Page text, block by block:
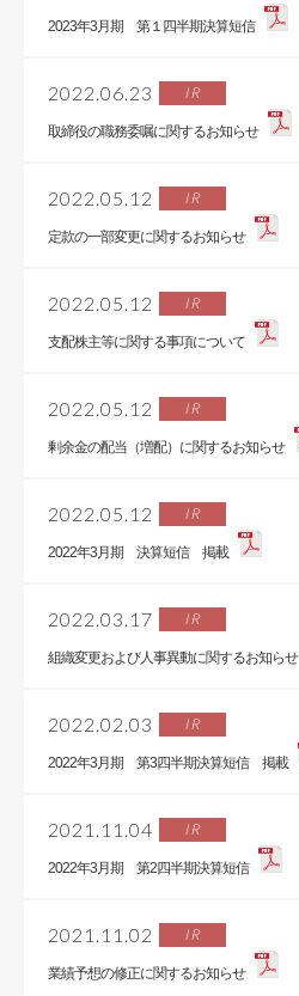
2023年3月期 第１四半期決算短信
2022.06.23 IR
取締役の職務委嘱に関するお知らせ
2022.05.12 IR
定款の一部変更に関するお知らせ
2022.05.12 IR
支配株主等に関する事項について
2022.05.12 IR
剰余金の配当（増配）に関するお知らせ
2022.05.12 IR
2022年3月期 決算短信 掲載
2022.03.17 IR
組織変更および人事異動に関するお知らせ
2022.02.03 IR
2022年3月期 第3四半期決算短信 掲載
2021.11.04 IR
2022年3月期 第2四半期決算短信
2021.11.02 IR
業績予想の修正に関するお知らせ